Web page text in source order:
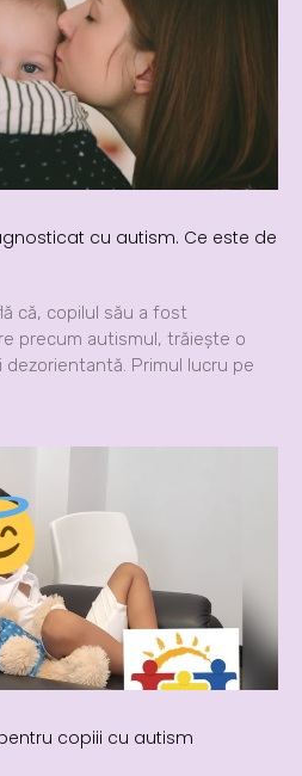
cu autism. Ce este de
că, copilul său a fost
precum autismul, trăiește o
Primul lucru pe
copiii cu autism